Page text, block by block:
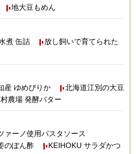
地大豆もめん
煮 缶詰
放し飼いで育てられた
産 ゆめぴりか
北海道江別の大豆
農場 発酵バター
ァーノ使用パスタソース
のぽん酢
KEIHOKU サラダかつ